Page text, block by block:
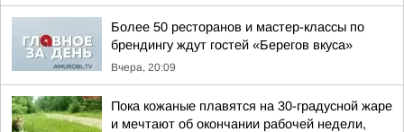
Более 50 ресторанов и мастер-классы по
брендингу ждут гостей «Берегов вкуса»
Вчера, 20:09
Пока кожаные плавятся на 30-градусной жаре
и мечтают об окончании рабочей недели,